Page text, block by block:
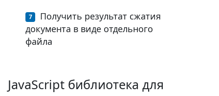
Получить результат сжатия
документа в виде отдельного
файла
JavaScript библиотека для